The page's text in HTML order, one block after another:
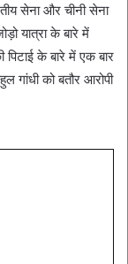
सेना और चीनी सेना
यात्रा के बारे में
पिटाई के बारे में एक बार
गांधी को बतौर आरोपी